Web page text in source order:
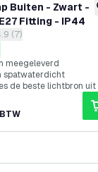
Buiten - Zwart -
Fitting - IP44
drawer openen
(7)
meegeleverd
spatwaterdicht
de beste lichtbron uit